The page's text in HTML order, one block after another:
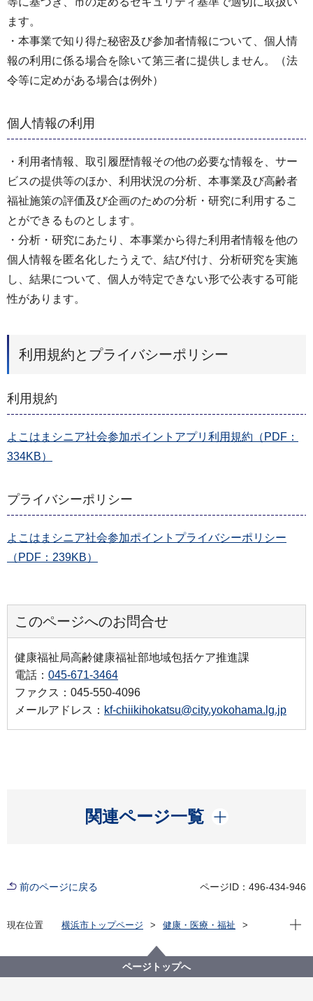
ます。
・本事業で知り得た秘密及び参加者情報について、個人情
報の利用に係る場合を除いて第三者に提供しません。（法
令等に定めがある場合は例外）
個人情報の利用
・利用者情報、取引履歴情報その他の必要な情報を、サー
ビスの提供等のほか、利用状況の分析、本事業及び高齢者
福祉施策の評価及び企画のための分析・研究に利用するこ
とができるものとします。
・分析・研究にあたり、本事業から得た利用者情報を他の
個人情報を匿名化したうえで、結び付け、分析研究を実施
し、結果について、個人が特定できない形で公表する可能
性があります。
利用規約とプライバシーポリシー
利用規約
よこはまシニア社会参加ポイントアプリ利用規約（PDF：
334KB）
プライバシーポリシー
よこはまシニア社会参加ポイントプライバシーポリシー
（PDF：239KB）
このページへのお問合せ
健康福祉局高齢健康福祉部地域包括ケア推進課
電話： 045-671-3464
ファクス：045-550-4096
メールアドレス： kf-chiikihokatsu@city.yokohama.lg.jp
関連ページ一覧
開く
前のページに戻る ページID：496-434-946
現在位置 横浜市トップページ
健康・医療・福祉
地域包括ケアシステム
よこはまシニア社会参加ポイントアプリ
現在
ページトップへ